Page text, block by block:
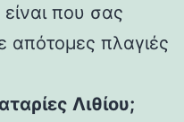
που σας
απότομες πλαγιές
Λιθίου;